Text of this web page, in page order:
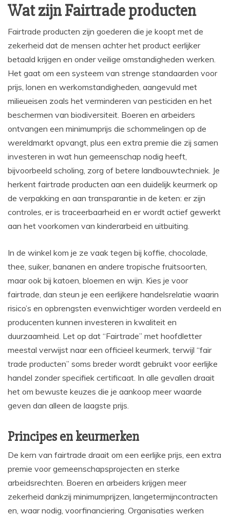
Wat zijn Fairtrade producten
Fairtrade producten zijn goederen die je koopt met de
zekerheid dat de mensen achter het product eerlijker
betaald krijgen en onder veilige omstandigheden werken.
Het gaat om een systeem van strenge standaarden voor
prijs, lonen en werkomstandigheden, aangevuld met
milieueisen zoals het verminderen van pesticiden en het
beschermen van biodiversiteit. Boeren en arbeiders
ontvangen een minimumprijs die schommelingen op de
wereldmarkt opvangt, plus een extra premie die zij samen
investeren in wat hun gemeenschap nodig heeft,
bijvoorbeeld scholing, zorg of betere landbouwtechniek. Je
herkent fairtrade producten aan een duidelijk keurmerk op
de verpakking en aan transparantie in de keten: er zijn
controles, er is traceerbaarheid en er wordt actief gewerkt
aan het voorkomen van kinderarbeid en uitbuiting.
In de winkel kom je ze vaak tegen bij koffie, chocolade,
thee, suiker, bananen en andere tropische fruitsoorten,
maar ook bij katoen, bloemen en wijn. Kies je voor
fairtrade, dan steun je een eerlijkere handelsrelatie waarin
risico’s en opbrengsten evenwichtiger worden verdeeld en
producenten kunnen investeren in kwaliteit en
duurzaamheid. Let op dat “Fairtrade” met hoofdletter
meestal verwijst naar een officieel keurmerk, terwijl “fair
trade producten” soms breder wordt gebruikt voor eerlijke
handel zonder specifiek certificaat. In alle gevallen draait
het om bewuste keuzes die je aankoop meer waarde
geven dan alleen de laagste prijs.
Principes en keurmerken
De kern van fairtrade draait om een eerlijke prijs, een extra
premie voor gemeenschapsprojecten en sterke
arbeidsrechten. Boeren en arbeiders krijgen meer
zekerheid dankzij minimumprijzen, langetermijncontracten
en, waar nodig, voorfinanciering. Organisaties werken